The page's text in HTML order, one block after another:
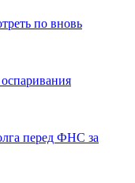
по вновь
перед ФНС за